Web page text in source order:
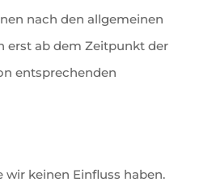
nach den allgemeinen
erst ab dem Zeitpunkt der
entsprechenden
keinen Einfluss haben.